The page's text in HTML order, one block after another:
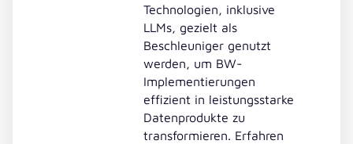
Technologien, inklusive
LLMs, gezielt als
Beschleuniger genutzt
werden, um BW-
Implementierungen
effizient in leistungsstarke
Datenprodukte zu
transformieren. Erfahren